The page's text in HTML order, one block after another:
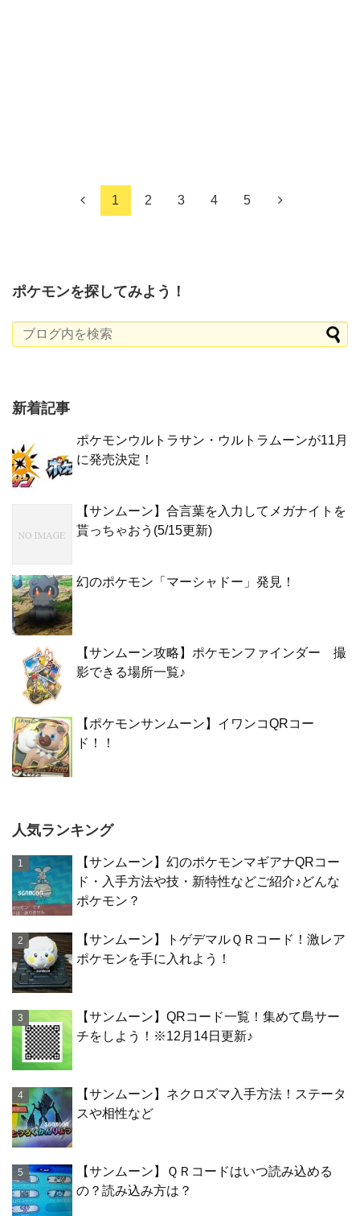
1 2 3 4 5
ポケモンを探してみよう！
新着記事
ポケモンウルトラサン・ウルトラムーンが11月
に発売決定！
【サンムーン】合言葉を入力してメガナイトを
貰っちゃおう(5/15更新)
幻のポケモン「マーシャドー」発見！
【サンムーン攻略】ポケモンファインダー 撮
影できる場所一覧♪
【ポケモンサンムーン】イワンコQRコー
ド！！
人気ランキング
【サンムーン】幻のポケモンマギアナQRコー
ド・入手方法や技・新特性などご紹介♪どんな
ポケモン？
【サンムーン】トゲデマルＱＲコード！激レア
ポケモンを手に入れよう！
【サンムーン】QRコード一覧！集めて島サー
チをしよう！※12月14日更新♪
【サンムーン】ネクロズマ入手方法！ステータ
スや相性など
【サンムーン】ＱＲコードはいつ読み込める
の？読み込み方は？